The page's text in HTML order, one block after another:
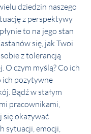
dziedzin naszego
z perspektywy
to na jego stan
się, jak Twoi
z tolerancją
O czym myślą? Co ich
ich pozytywne
Bądź w stałym
pracownikami,
się okazywać
sytuacji, emocji,